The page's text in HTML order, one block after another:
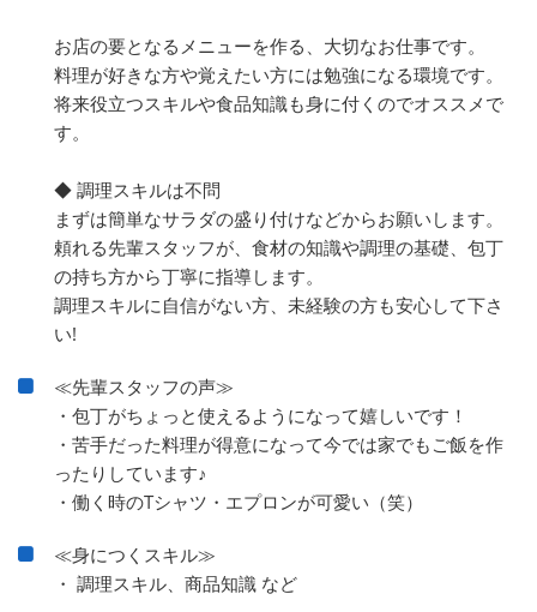
お店の要となるメニューを作る、大切なお仕事です。
料理が好きな方や覚えたい方には勉強になる環境です。
将来役立つスキルや食品知識も身に付くのでオススメで
す。
◆ 調理スキルは不問
まずは簡単なサラダの盛り付けなどからお願いします。
頼れる先輩スタッフが、食材の知識や調理の基礎、包丁
の持ち方から丁寧に指導します。
調理スキルに自信がない方、未経験の方も安心して下さ
い!
≪先輩スタッフの声≫
・包丁がちょっと使えるようになって嬉しいです！
・苦手だった料理が得意になって今では家でもご飯を作
ったりしています♪
・働く時のTシャツ・エプロンが可愛い（笑）
≪身につくスキル≫
・ 調理スキル、商品知識 など